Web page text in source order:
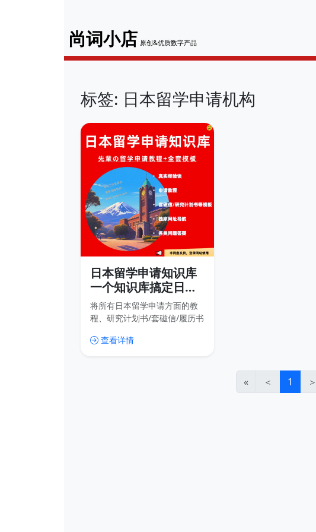
尚词小店 原创&优质数字产品
标签: 日本留学申请机构
日本留学申请知识库
一个知识库搞定日本
留学
将所有日本留学申请方面的教
程、研究计划书/套磁信/履历书
库里，这样我们可以随时更新
查看详情
« ＜ 1 ＞